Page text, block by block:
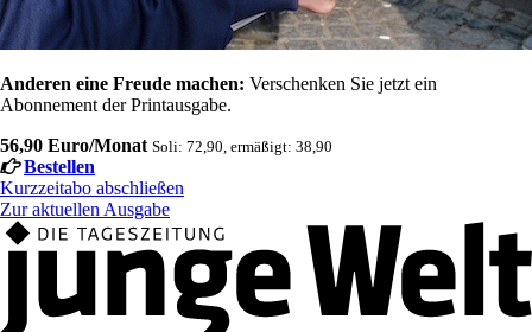
Anderen eine Freude machen: Verschenken Sie jetzt ein
Abonnement der Printausgabe.
56,90 Euro/Monat Soli: 72,90, ermäßigt: 38,90
Bestellen
Kurzzeitabo abschließen
Zur aktuellen Ausgabe